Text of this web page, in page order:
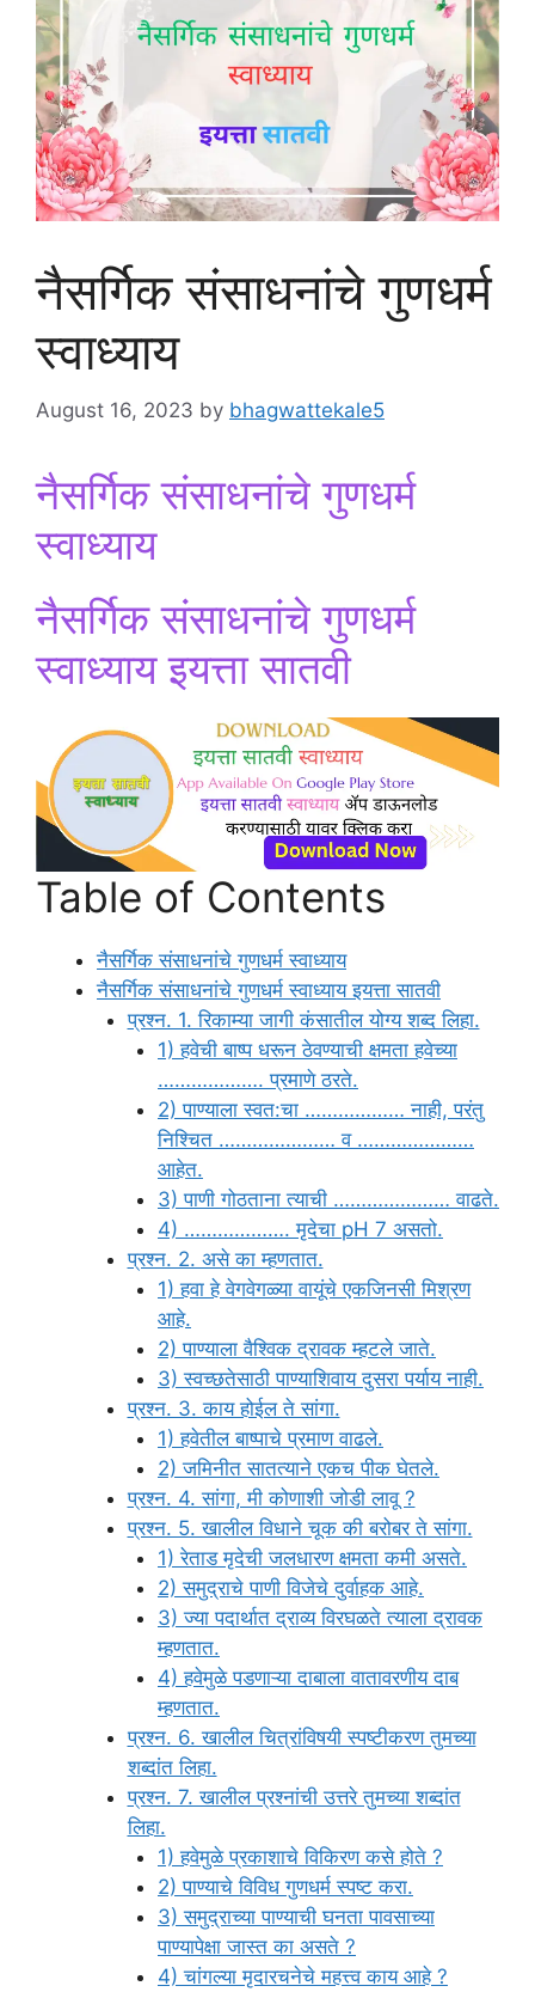
नैसर्गिक संसाधनांचे गुणधर्म
स्वाध्याय
August 16, 2023 by bhagwattekale5
नैसर्गिक संसाधनांचे गुणधर्म
स्वाध्याय
नैसर्गिक संसाधनांचे गुणधर्म
स्वाध्याय इयत्ता सातवी
Table of Contents
नैसर्गिक संसाधनांचे गुणधर्म स्वाध्याय
नैसर्गिक संसाधनांचे गुणधर्म स्वाध्याय इयत्ता सातवी
प्रश्न. 1. रिकाम्या जागी कंसातील योग्य शब्द लिहा.
1) हवेची बाष्प धरून ठेवण्याची क्षमता हवेच्या
………………. प्रमाणे ठरते.
2) पाण्याला स्वत:चा ……………… नाही, परंतु
निश्चित ………………… व …………………
आहेत.
3) पाणी गोठताना त्याची ………………… वाढते.
4) ………………. मृदेचा pH 7 असतो.
प्रश्न. 2. असे का म्हणतात.
1) हवा हे वेगवेगळ्या वायूंचे एकजिनसी मिश्रण
आहे.
2) पाण्याला वैश्विक द्रावक म्हटले जाते.
3) स्वच्छतेसाठी पाण्याशिवाय दुसरा पर्याय नाही.
प्रश्न. 3. काय होईल ते सांगा.
1) हवेतील बाष्पाचे प्रमाण वाढले.
2) जमिनीत सातत्याने एकच पीक घेतले.
प्रश्न. 4. सांगा, मी कोणाशी जोडी लावू ?
प्रश्न. 5. खालील विधाने चूक की बरोबर ते सांगा.
1) रेताड मृदेची जलधारण क्षमता कमी असते.
2) समुद्राचे पाणी विजेचे दुर्वाहक आहे.
3) ज्या पदार्थात द्राव्य विरघळते त्याला द्रावक
म्हणतात.
4) हवेमुळे पडणाऱ्या दाबाला वातावरणीय दाब
म्हणतात.
प्रश्न. 6. खालील चित्रांविषयी स्पष्टीकरण तुमच्या
शब्दांत लिहा.
प्रश्न. 7. खालील प्रश्नांची उत्तरे तुमच्या शब्दांत
लिहा.
1) हवेमुळे प्रकाशाचे विकिरण कसे होते ?
2) पाण्याचे विविध गुणधर्म स्पष्ट करा.
3) समुद्राच्या पाण्याची घनता पावसाच्या
पाण्यापेक्षा जास्त का असते ?
4) चांगल्या मृदारचनेचे महत्त्व काय आहे ?